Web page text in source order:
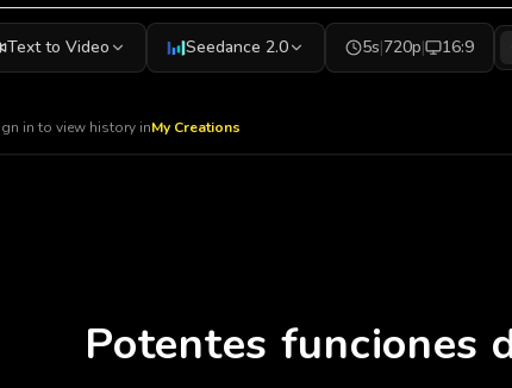
Text to Video Seedance 2.0 5s|720p| 16:9
in to view history inMy Creations
Potentes funciones